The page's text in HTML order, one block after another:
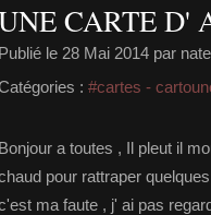
CARTE D'
Publié le 28 Mai 2014 par nate
: #cartes -
Bonjour a toutes , Il pleut il
pour rattraper
ma faute , j' ai pas